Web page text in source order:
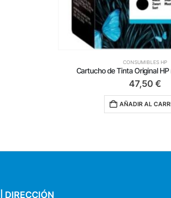
CONSUMIBLES HP
Cartucho de Tinta Original
47,50 €
AÑADIR AL
| DIRECCIÓN